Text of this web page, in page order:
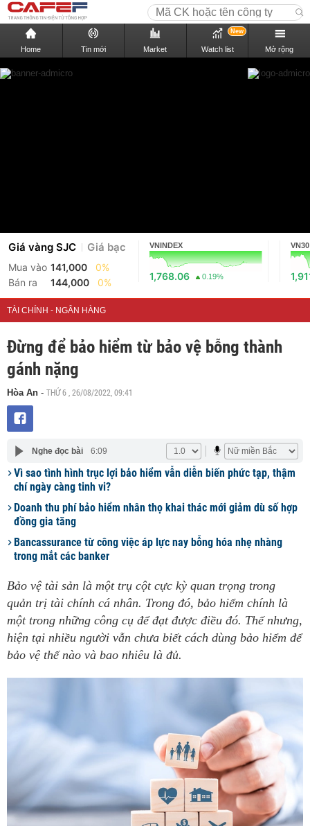
Home Tin mới Market Watch list
New
Mở rộng
Giá vàng SJC Giá bạc
Mua vào 141,000
0%
Bán ra
144,000 0%
VNINDEX
1,768.06 0.19%
VN30
TÀI CHÍNH - NGÂN HÀNG
Đừng để bảo hiểm từ bảo vệ bỗng thành
gánh nặng
Hòa An - THỨ 6 , 26/08/2022, 09:41
Nghe đọc bài 6:09
Vì sao tình hình trục lợi bảo hiểm vẫn diễn biến phức tạp, thậm
chí ngày càng tinh vi?
Doanh thu phí bảo hiểm nhân thọ khai thác mới giảm dù số hợp
đồng gia tăng
Bancassurance từ công việc áp lực nay bỗng hóa nhẹ nhàng
trong mắt các banker
Bảo vệ tài sản là một trụ cột cực kỳ quan trọng trong
quản trị tài chính cá nhân. Trong đó, bảo hiểm chính là
một trong những công cụ để đạt được điều đó. Thế nhưng,
hiện tại nhiều người vẫn chưa biết cách dùng bảo hiểm để
bảo vệ thế nào và bao nhiêu là đủ.